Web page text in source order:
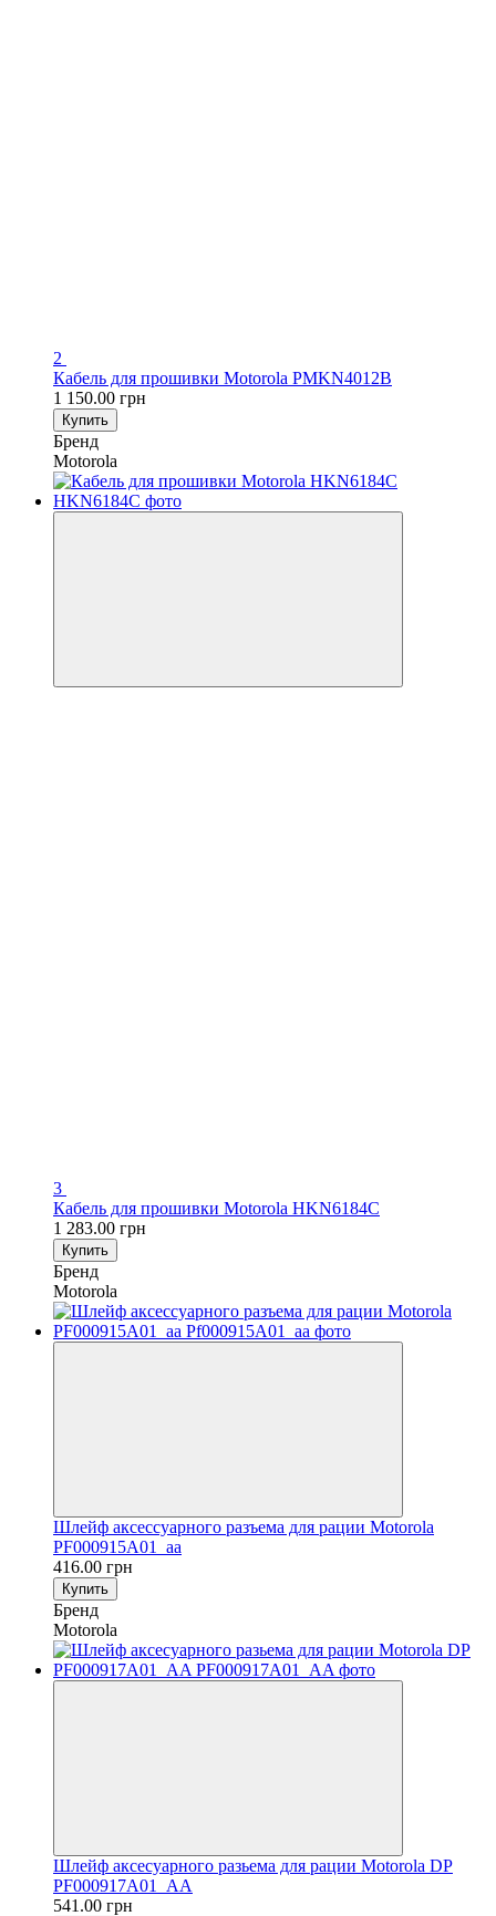
2
Кабель для прошивки Motorola PMKN4012B
1 150.00 грн
Купить
Бренд
Motorola
3
Кабель для прошивки Motorola HKN6184C
1 283.00 грн
Купить
Бренд
Motorola
Шлейф аксессуарного разъема для рации Motorola
PF000915A01_aa
416.00 грн
Купить
Бренд
Motorola
Шлейф аксесуарного разьема для рации Motorola DP
PF000917A01_AA
541.00 грн